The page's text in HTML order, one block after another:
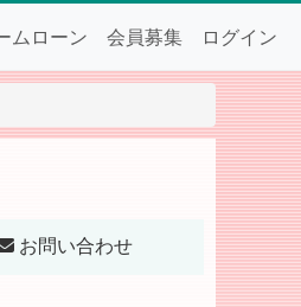
ムローン 会員募集 ログイン
お問い合わせ